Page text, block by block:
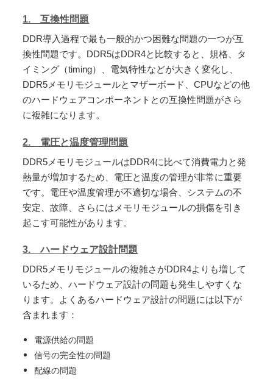
1. 互換性問題
DDR導入過程で最も一般的かつ困難な問題の一つが互
換性問題です。DDR5はDDR4と比較すると、規格、タ
イミング（timing）、電気特性などが大きく変化し、
DDR5メモリモジュールとマザーボード、CPUなどの他
のハードウェアコンポーネントとの互換性問題がさら
に複雑になります。
2. 電圧と温度管理問題
DDR5メモリモジュールはDDR4に比べて消費電力と発
熱量が増加するため、電圧と温度の管理が非常に重要
です。電圧や温度管理が不適切な場合、システムの不
安定、故障、さらにはメモリモジュールの損傷を引き
起こす可能性があります。
3. ハードウェア設計問題
DDR5メモリモジュールの複雑さがDDR4よりも増して
いるため、ハードウェア設計の問題も発生しやすくな
ります。よくあるハードウェア設計の問題には以下が
含まれます：
電源供給の問題
信号の完全性の問題
配線の問題